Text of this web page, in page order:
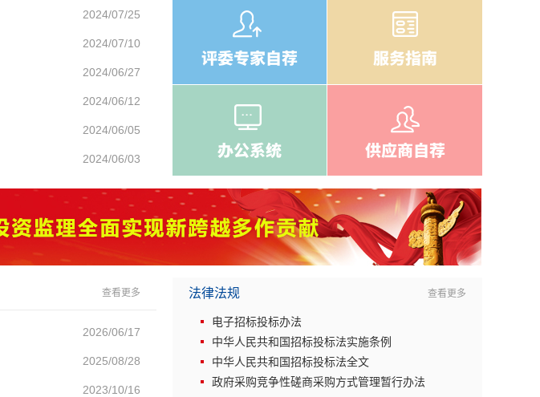
2024/07/25
2024/07/10
2024/06/27
2024/06/12
2024/06/05
2024/06/03
查看更多
2026/06/17
2025/08/28
2023/10/16
法律法规 查看更多
电子招标投标办法
中华人民共和国招标投标法实施条例
中华人民共和国招标投标法全文
政府采购竞争性磋商采购方式管理暂行办法